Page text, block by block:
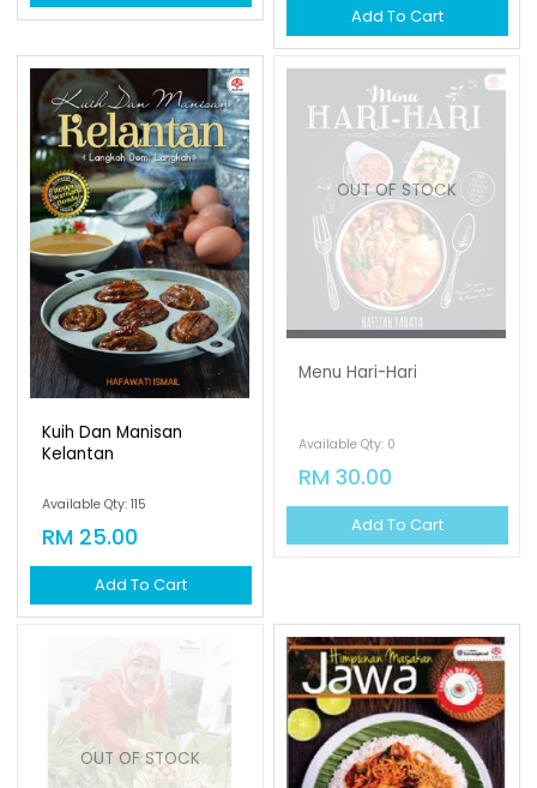
Add To Cart
Kuih Dan Manisan
Kelantan
Available Qty: 115
RM 25.00
Add To Cart
OUT OF STOCK
Menu Hari-Hari
Available Qty: 0
RM 30.00
Add To Cart
OUT OF STOCK